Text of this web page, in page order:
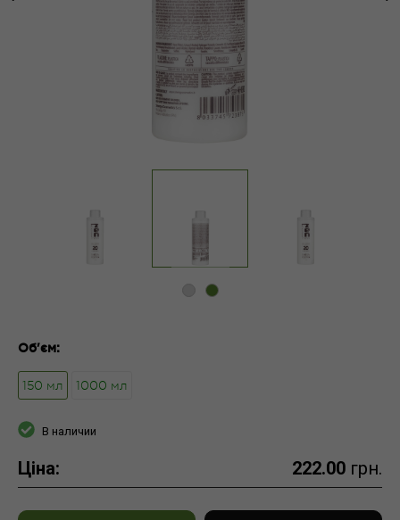
Об'єм:
150 мл 1000 мл
В наличии
Ціна: 222.00 грн.